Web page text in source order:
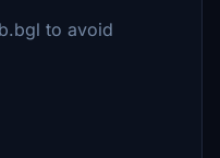
to avoid